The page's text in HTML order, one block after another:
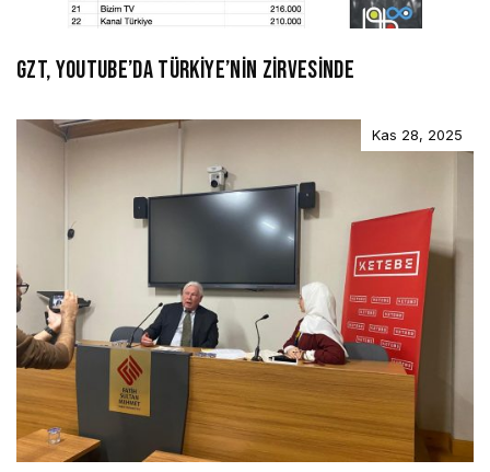
GZT, YOUTUBE’DA TÜRKİYE’NİN ZİRVESİNDE
Kas 28, 2025